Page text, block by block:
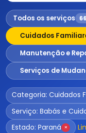
Todos os serviços
Cuidados
Manutenção e
Serviços de
Categoria: Cuidados
Serviço: Babás e
Estado: Paraná ×